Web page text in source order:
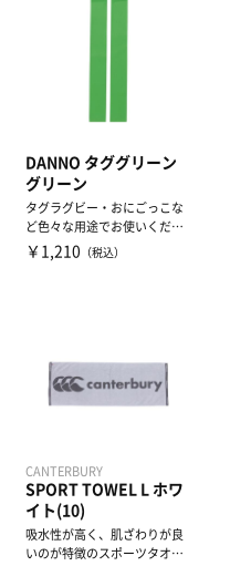
DANNO タググリーン
グリーン
タグラグビー・おにごっこな
ど色々な用途でお使いくださ
い。
￥1,210 （税込）
CANTERBURY
SPORT TOWEL L ホワ
イト(10)
吸水性が高く、肌ざわりが良
いのが特徴のスポーツタオル